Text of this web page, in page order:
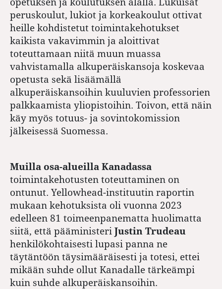
peruskoulut, lukiot ja korkeakoulut ottivat
heille kohdistetut toimintakehotukset
kaikista vakavimmin ja aloittivat
toteuttamaan niitä muun muassa
vahvistamalla alkuperäiskansoja koskevaa
opetusta sekä lisäämällä
alkuperäiskansoihin kuuluvien professorien
palkkaamista yliopistoihin. Toivon, että näin
käy myös totuus- ja sovintokomission
jälkeisessä Suomessa.
Muilla osa-alueilla Kanadassa
toimintakehotusten toteuttaminen on
ontunut. Yellowhead-instituutin raportin
mukaan kehotuksista oli vuonna 2023
edelleen 81 toimeenpanematta huolimatta
siitä, että pääministeri Justin Trudeau
henkilökohtaisesti lupasi panna ne
täytäntöön täysimääräisesti ja totesi, ettei
mikään suhde ollut Kanadalle tärkeämpi
kuin suhde alkuperäiskansoihin.